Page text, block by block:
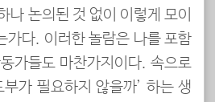
나 논의된 것 없이 이렇게 모이
가다. 이러한 놀람은 나를 포함
가들도 마찬가지이다. 속으로
가 필요하지 않을까’ 하는 생